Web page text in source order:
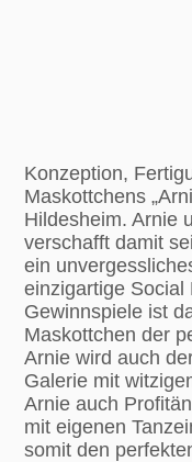
Konzeption,
Maskottchens
Hildesheim. Arnie
verschafft damit
ein
einzigartige Social
Gewinnspiele ist
Maskottchen der
Arnie wird auch
Galerie mit
Arnie auch
mit eigenen
somit den